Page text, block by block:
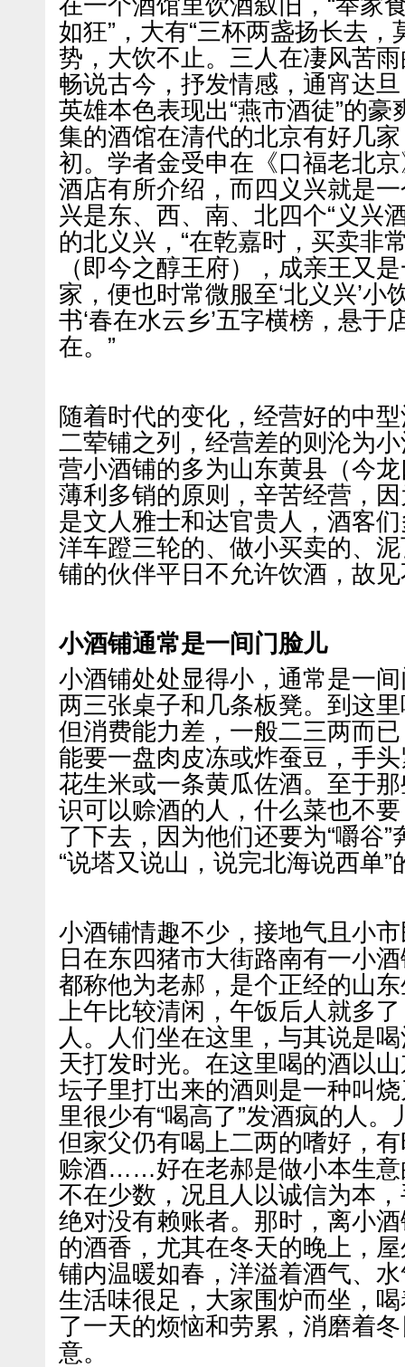
在一个酒馆里饮酒叙旧，“举家
如狂”，大有“三杯两盏扬长去，
势，大饮不止。三人在凄风苦
畅说古今，抒发情感，通宵达
英雄本色表现出“燕市酒徒”的
集的酒馆在清代的北京有好几
初。学者金受申在《口福老北
酒店有所介绍，而四义兴就是
兴是东、西、南、北四个“义兴
的北义兴，“在乾嘉时，买卖非
（即今之醇王府），成亲王又
家，便也时常微服至‘北义兴’小
书‘春在水云乡’五字横榜，悬于
在。”
随着时代的变化，经营好的中
二荤铺之列，经营差的则沦为
营小酒铺的多为山东黄县（今
薄利多销的原则，辛苦经营，
是文人雅士和达官贵人，酒客
洋车蹬三轮的、做小买卖的、
铺的伙伴平日不允许饮酒，故
小酒铺通常是一间门脸儿
小酒铺处处显得小，通常是一
两三张桌子和几条板凳。到这
但消费能力差，一般二三两而
能要一盘肉皮冻或炸蚕豆，手
花生米或一条黄瓜佐酒。至于
识可以赊酒的人，什么菜也不
了下去，因为他们还要为“嚼谷
“说塔又说山，说完北海说西单”
小酒铺情趣不少，接地气且小
日在东四猪市大街路南有一小
都称他为老郝，是个正经的山
上午比较清闲，午饭后人就多
人。人们坐在这里，与其说是
天打发时光。在这里喝的酒以
坛子里打出来的酒则是一种叫
里很少有“喝高了”发酒疯的人
但家父仍有喝上二两的嗜好，
赊酒……好在老郝是做小本生意
不在少数，况且人以诚信为本
绝对没有赖账者。那时，离小
的酒香，尤其在冬天的晚上，
铺内温暖如春，洋溢着酒气、
生活味很足，大家围炉而坐，
了一天的烦恼和劳累，消磨着
意。